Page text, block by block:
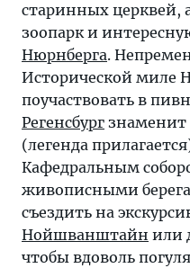
старинных церквей,
зоопарк и
Нюрнберга.
Исторической миле
поучаствовать в
Регенсбург
(легенда
Кафедральным
живописными
съездить на
Нойшванштайн или
чтобы вдоволь